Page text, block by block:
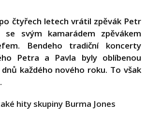
čtyřech letech vrátil zpěvák Petr
se svým kamarádem zpěvákem
Bendeho tradiční koncerty
Petra a Pavla byly oblíbenou
každého nového roku. To však
hity skupiny Burma Jones